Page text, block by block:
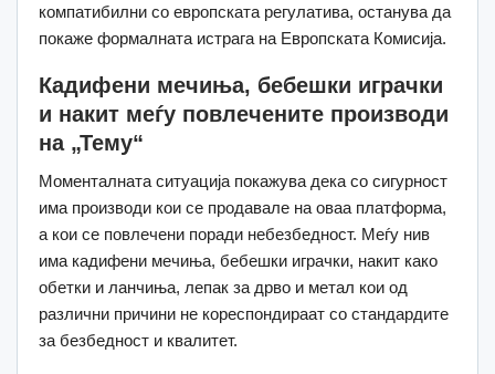
компатибилни со европската регулатива, останува да
покаже формалната истрага на Европската Комисија.
Кадифени мечиња, бебешки играчки
и накит меѓу повлечените производи
на „Тему“
Моменталната ситуација покажува дека со сигурност
има производи кои се продавале на оваа платформа,
а кои се повлечени поради небезбедност. Меѓу нив
има кадифени мечиња, бебешки играчки, накит како
обетки и ланчиња, лепак за дрво и метал кои од
различни причини не кореспондираат со стандардите
за безбедност и квалитет.